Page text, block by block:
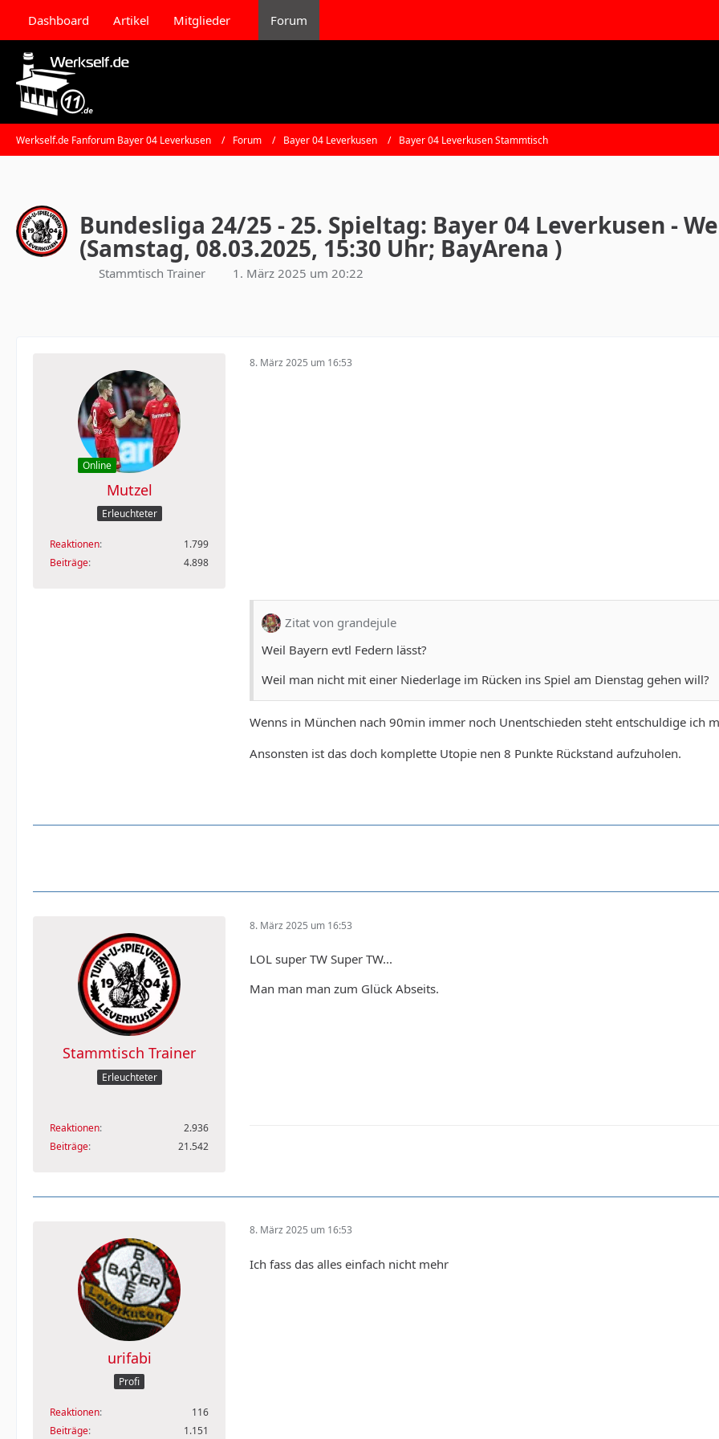
Dashboard Artikel Mitglieder Forum
Werkself.de Fanforum Bayer 04 Leverkusen Forum Bayer 04 Leverkusen Bayer 04 Leverkusen Stammtisch
Bundesliga 24/25 - 25. Spieltag: Bayer 04 Leverkusen -
(Samstag, 08.03.2025, 15:30 Uhr; BayArena )
Stammtisch Trainer 1. März 2025 um 20:22
Online
Mutzel
Erleuchteter
Reaktionen
1.799
Beiträge
4.898
8. März 2025 um 16:53
Zitat von grandejule
Weil Bayern evtl Federn lässt?
Weil man nicht mit einer Niederlage im Rücken ins Spiel am Dienstag gehen will?
Wenns in München nach 90min immer noch Unentschieden steht entschuldige ich
Ansonsten ist das doch komplette Utopie nen 8 Punkte Rückstand aufzuholen.
Stammtisch Trainer
Erleuchteter
Reaktionen
2.936
Beiträge
21.542
8. März 2025 um 16:53
LOL super TW Super TW...
Man man man zum Glück Abseits.
urifabi
Profi
Reaktionen
116
Beiträge
1.151
8. März 2025 um 16:53
Ich fass das alles einfach nicht mehr